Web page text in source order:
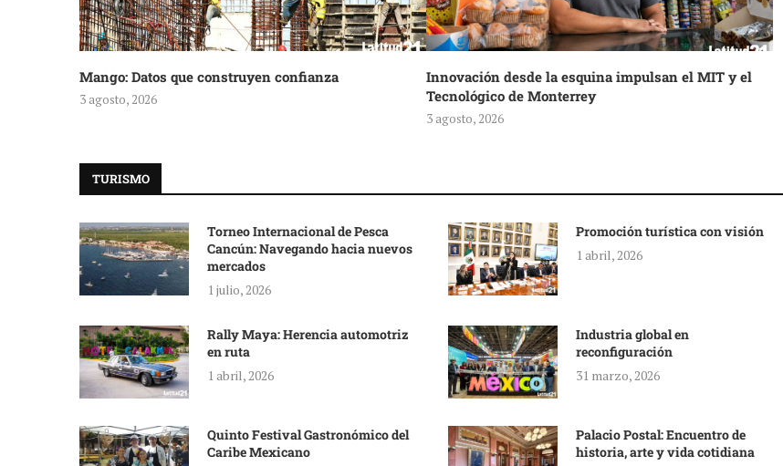
Mango: Datos que construyen confianza
3 agosto, 2026
Innovación desde la esquina impulsan el MIT y el
Tecnológico de Monterrey
3 agosto, 2026
TURISMO
Torneo Internacional de Pesca
Cancún: Navegando hacia nuevos
mercados
1 julio, 2026
Promoción turística con visión
1 abril, 2026
Rally Maya: Herencia automotriz
en ruta
1 abril, 2026
Industria global en
reconfiguración
31 marzo, 2026
Quinto Festival Gastronómico del
Caribe Mexicano
Palacio Postal: Encuentro de
historia, arte y vida cotidiana